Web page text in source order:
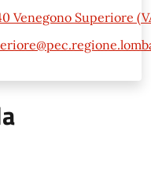
Venegono Superiore